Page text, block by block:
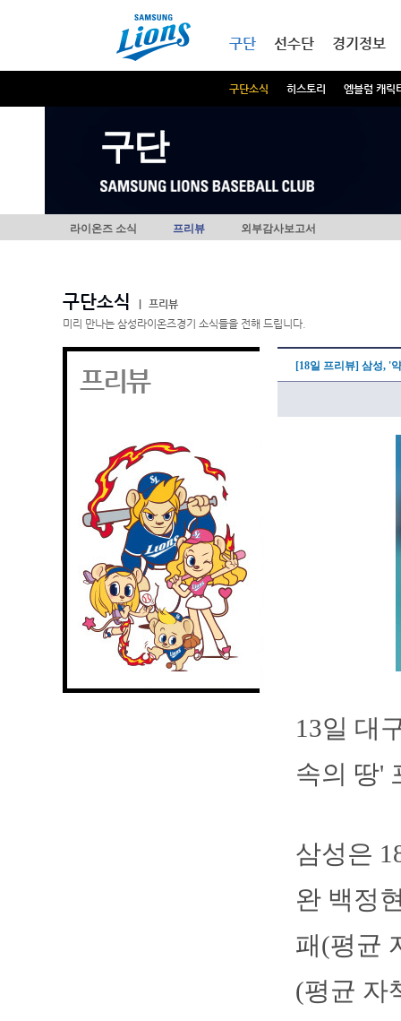
구단
구단소식 히스토리 엠블럼 캐릭
선수단 경기정보
구단
라이온즈 소식 프리뷰 외부감사보고서
구단소식
프리뷰
미리 만나는 삼성라이온즈경기 소식들을 전해 드립니다.
프리뷰 [18일 프리뷰] 삼성, '
13일 대
속의 땅'
삼성은
완 백정
패(평균
(평균 자